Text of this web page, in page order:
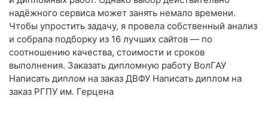
надёжного сервиса может занять немало времени.
Чтобы упростить задачу, я провела собственный анализ
и собрала подборку из 16 лучших сайтов — по
соотношению качества, стоимости и сроков
выполнения. Заказать дипломную работу ВолГАУ
Написать диплом на заказ ДВФУ Написать диплом на
заказ РГПУ им. Герцена